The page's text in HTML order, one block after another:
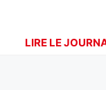
LIRE LE